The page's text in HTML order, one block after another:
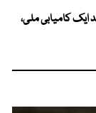
ایک کامیابی ملی،